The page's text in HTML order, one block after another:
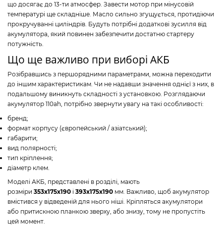
що досягає до 13-ти атмосфер. Завести мотор при мінусовій
температурі ще складніше. Масло сильно згущується, протидіючи
прокручуванні циліндрів. Будуть потрібні додаткові зусилля від
акумулятора, який повинен забезпечити достатню стартеру
потужність.
Що ще важливо при виборі АКБ
Розібравшись з першорядними параметрами, можна переходити
до іншим характеристикам. Чи не надавши значення однієї з них, в
подальшому виникнуть складності з установкою. Розглядаючи
акумулятор 110ah, потрібно звернути увагу на такі особливості:
бренд;
формат корпусу (європейський / азіатський);
габарити;
вид полярності;
тип кріплення;
діаметр клем.
Моделі АКБ, представлені в розділі, мають
розміри 353x175x190 і 393x175x190 мм. Важливо, щоб акумулятор
вмістився у відведеній для нього ніші. Кріпляться акумулятори
або притискною планкою зверху, або знизу, тому не пропустіть
цей момент.